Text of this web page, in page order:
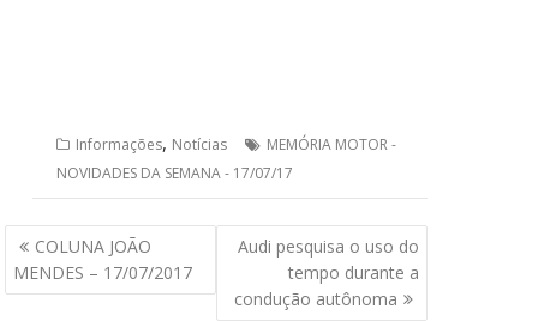
Informações, Notícias
MEMÓRIA MOTOR -
NOVIDADES DA SEMANA - 17/07/17
Navegação
de
Post
COLUNA JOÃO
MENDES – 17/07/2017
Audi pesquisa o uso do
tempo durante a
condução autônoma